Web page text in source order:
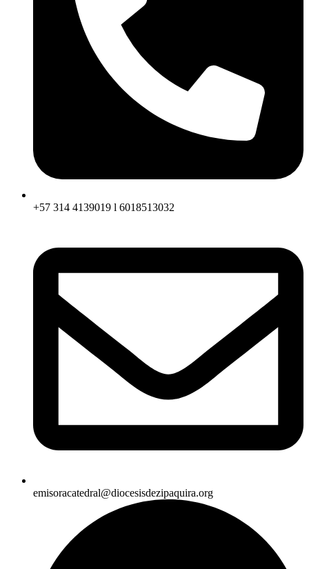
+57 314 4139019 l 6018513032
emisoracatedral@diocesisdezipaquira.org